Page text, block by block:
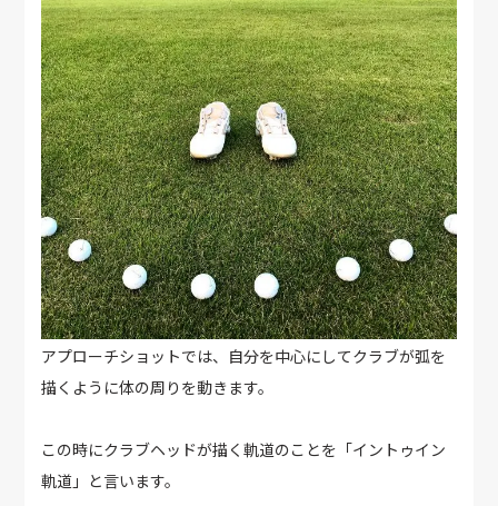
アプローチショットでは、自分を中心にしてクラブが弧を
描くように体の周りを動きます。
この時にクラブヘッドが描く軌道のことを「イントゥイン
軌道」と言います。